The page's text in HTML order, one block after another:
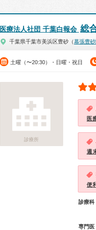
医療法人社団 千葉白報会 総
千葉県千葉市美浜区豊砂（幕張豊砂
土曜（〜20:30）・日曜・祝日
診療所
医
週
便
診療科
専門医